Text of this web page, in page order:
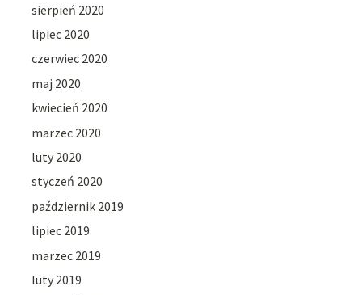
sierpień 2020
lipiec 2020
czerwiec 2020
maj 2020
kwiecień 2020
marzec 2020
luty 2020
styczeń 2020
październik 2019
lipiec 2019
marzec 2019
luty 2019